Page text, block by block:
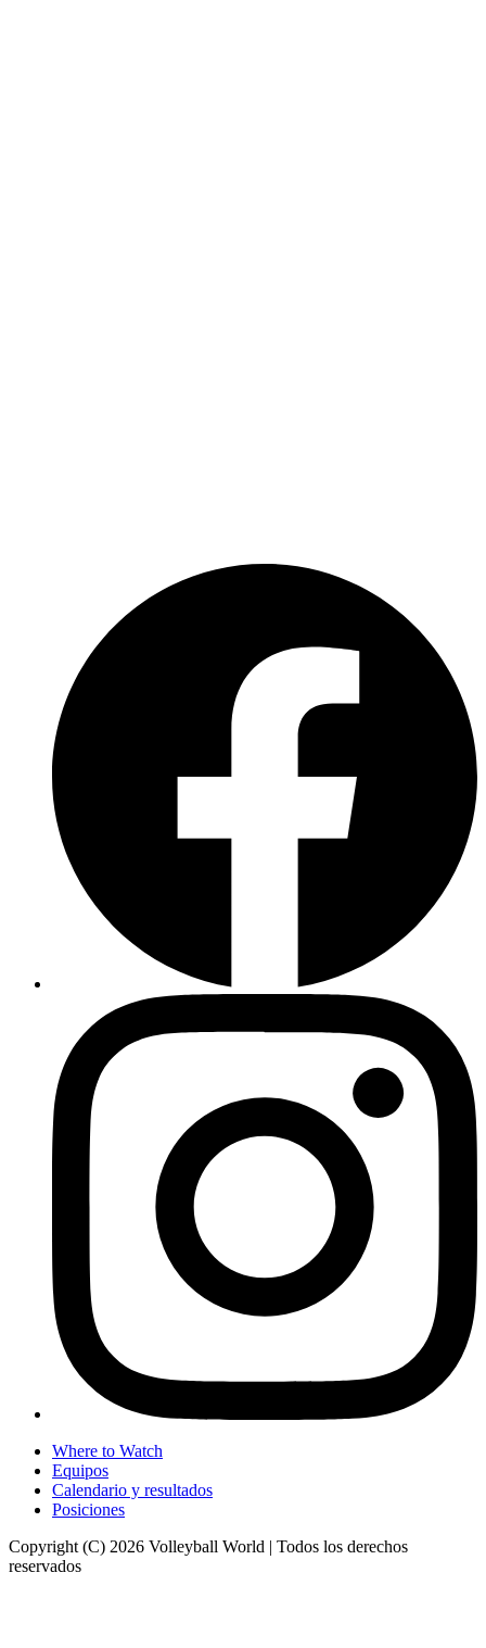
Where to Watch
Equipos
Calendario y resultados
Posiciones
Copyright (C) 2026 Volleyball World | Todos los derechos
reservados